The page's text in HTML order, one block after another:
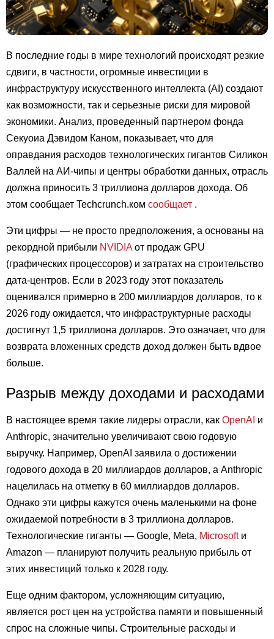
В последние годы в мире технологий происходят резкие
сдвиги, в частности, огромные инвестиции в
инфраструктуру искусственного интеллекта (AI) создают
как возможности, так и серьезные риски для мировой
экономики. Анализ, проведенный партнером фонда
Секуоиа Дэвидом Каном, показывает, что для
оправдания расходов технологических гигантов Силикон
Валлей на АИ-чипы и центры обработки данных, отрасль
должна приносить 3 триллиона долларов дохода. Об
этом сообщает Techcrunch.ком сообщает .
Эти цифры — не просто предположения, а основаны на
рекордной прибыли NVIDIA от продаж GPU
(графических процессоров) и затратах на строительство
дата-центров. Если в 2023 году этот показатель
оценивался примерно в 200 миллиардов долларов, то к
2026 году ожидается, что инфраструктурные расходы
достигнут 1,5 триллиона долларов. Это означает, что для
возврата вложенных средств доход должен быть вдвое
больше.
Разрыв между доходами и расходами
В настоящее время такие лидеры отрасли, как OpenAI и
Anthropic, значительно увеличивают свою годовую
выручку. Например, OpenAI заявила о достижении
годового дохода в 20 миллиардов долларов, а Anthropic
нацелилась на отметку в 60 миллиардов долларов.
Однако эти цифры кажутся очень маленькими на фоне
ожидаемой потребности в 3 триллиона долларов.
Технологические гиганты — Google, Meta, Microsoftи
Amazon — планируют получить реальную прибыль от
этих инвестиций только к 2028 году.
Еще одним фактором, усложняющим ситуацию,
является рост цен на устройства памяти и повышенный
спрос на сложные чипы. Строительные расходы и